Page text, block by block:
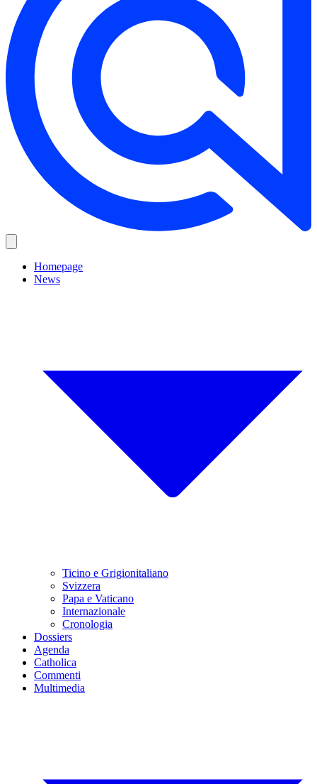
Homepage
News
Ticino e Grigionitaliano
Svizzera
Papa e Vaticano
Internazionale
Cronologia
Dossiers
Agenda
Catholica
Commenti
Multimedia